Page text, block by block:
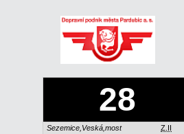
28
Sezemice,Veská,most
Z.II